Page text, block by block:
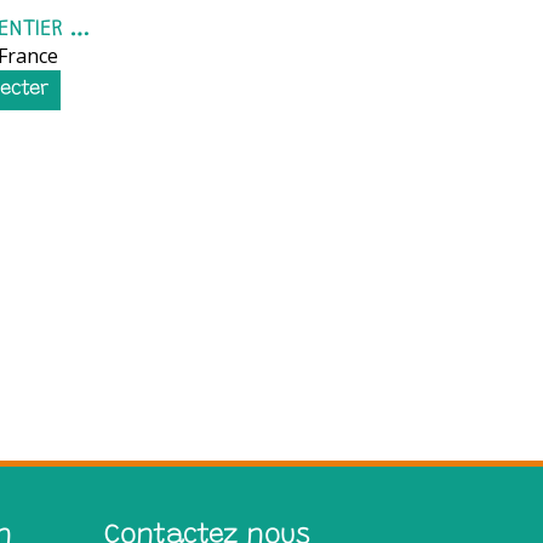
LAVARET ENTIER VIDE
France
Contactez nous